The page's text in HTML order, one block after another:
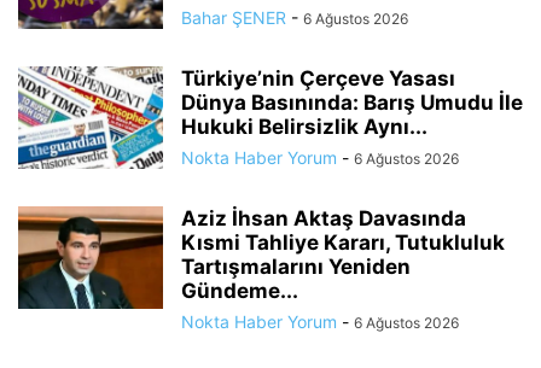
Bahar ŞENER - 6 Ağustos 2026
Türkiye’nin Çerçeve Yasası
Dünya Basınında: Barış Umudu İle
Hukuki Belirsizlik Aynı...
Nokta Haber Yorum - 6 Ağustos 2026
Aziz İhsan Aktaş Davasında
Kısmi Tahliye Kararı, Tutukluluk
Tartışmalarını Yeniden
Gündeme...
Nokta Haber Yorum - 6 Ağustos 2026